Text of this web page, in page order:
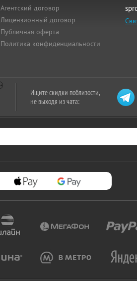
Агентский договор
Лицензионный договор
Публичная оферта
Политика конфиденциальности
Ищите скидки поблизости,
не выходя из чата: